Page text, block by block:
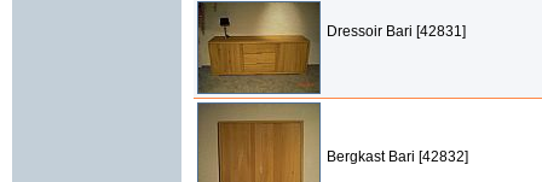
Dressoir Bari [42831]
Bergkast Bari [42832]